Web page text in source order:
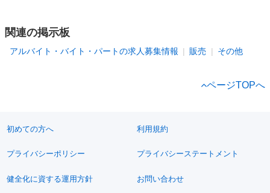
関連の掲示板
アルバイト・バイト・パートの求人募集情報 販売 その他
ページTOPへ
初めての方へ 利用規約
プライバシーポリシー プライバシーステートメント
健全化に資する運用方針 お問い合わせ